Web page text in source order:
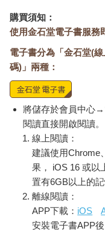
購買須知：
使用金石堂電子書服務
電子書分為「金石堂(
碼)」兩種：
將儲存於會員中心→
閱讀直接開啟閱讀。
線上閱讀：
建議使用Chrome
果， iOS 16 或以
置有6GB以上的
離線閱讀：
APP下載： iOS
安裝電子書APP